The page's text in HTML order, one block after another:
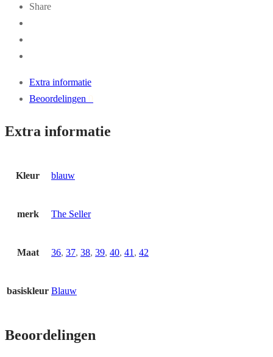
Share
Extra informatie
Beoordelingen
Extra informatie
Kleur blauw
merk The Seller
Maat 36, 37, 38, 39, 40, 41 , 42
basiskleur Blauw
Beoordelingen